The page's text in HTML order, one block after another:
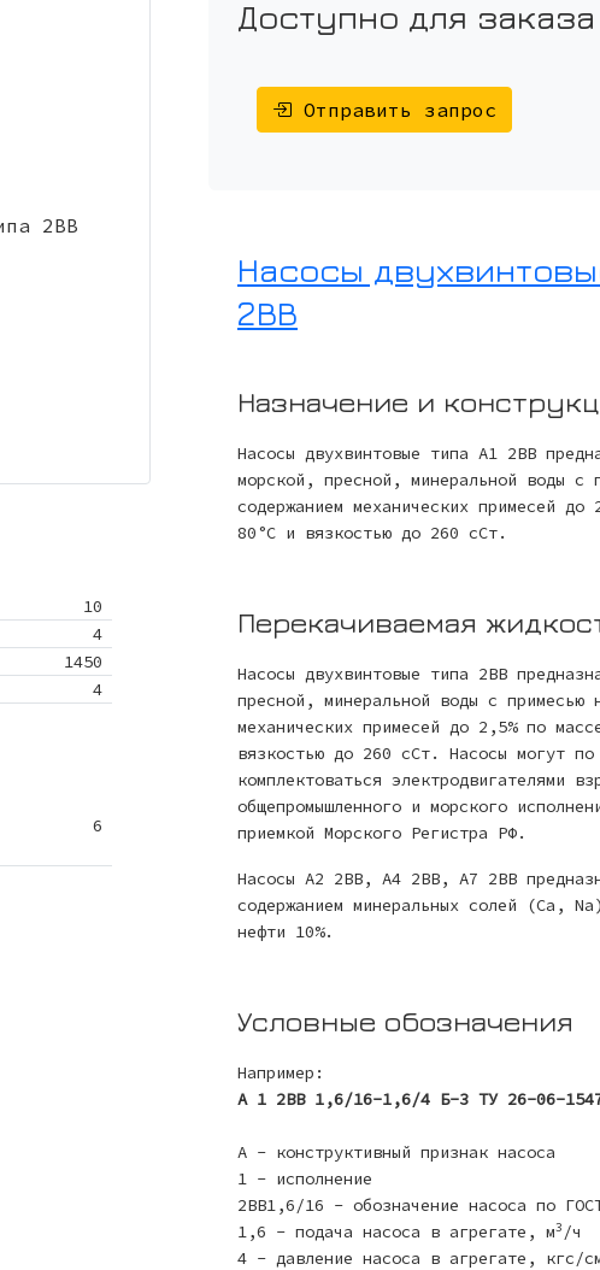
10
4
1450
4
6
Доступно для заказа
Отправить запрос
Насосы
2ВВ
Назначение и
Насосы двухвинтовые типа А1 2ВВ
морской, пресной, минеральной воды с
содержанием механических примесей
80°С и вязкостью до 260 сСт.
Перекачиваемая
Насосы двухвинтовые типа 2ВВ
пресной, минеральной воды с примесью
механических примесей до 2,5% по
вязкостью до 260 сСт. Насосы могут по
комплектоваться электродвигателями
общепромышленного и морского
приемкой Морского Регистра РФ.
Насосы А2 2ВВ, А4 2ВВ, А7 2ВВ
содержанием минеральных солей (Са,
нефти 10%.
Условные обозначения
Например:
А 1 2ВВ 1,6/16-1,6/4 Б-3 ТУ 26-06-
А - конструктивный признак насоса
1 - исполнение
2ВВ1,6/16 - обозначение насоса по
1,6 - подача насоса в агрегате, м3 /ч
4 - давление насоса в агрегате, кгс/